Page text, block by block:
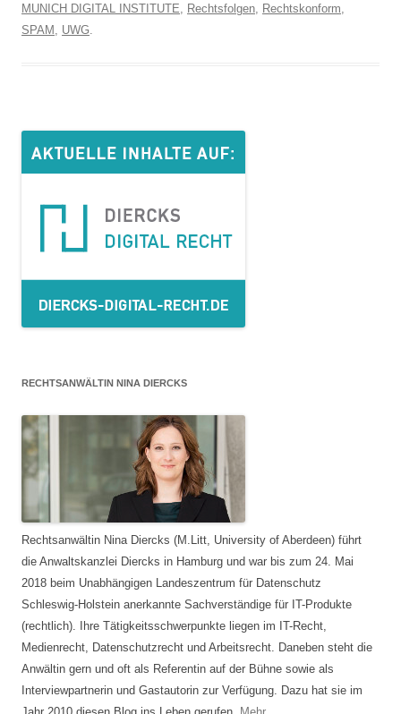
MUNICH DIGITAL INSTITUTE, Rechtsfolgen, Rechtskonform,
SPAM , UWG.
RECHTSANWÄLTIN NINA DIERCKS
Rechtsanwältin Nina Diercks (M.Litt, University of Aberdeen) führt
die Anwaltskanzlei Diercks in Hamburg und war bis zum 24. Mai
2018 beim Unabhängigen Landeszentrum für Datenschutz
Schleswig-Holstein anerkannte Sachverständige für IT-Produkte
(rechtlich). Ihre Tätigkeitsschwerpunkte liegen im IT-Recht,
Medienrecht, Datenschutzrecht und Arbeitsrecht. Daneben steht die
Anwältin gern und oft als Referentin auf der Bühne sowie als
Interviewpartnerin und Gastautorin zur Verfügung. Dazu hat sie im